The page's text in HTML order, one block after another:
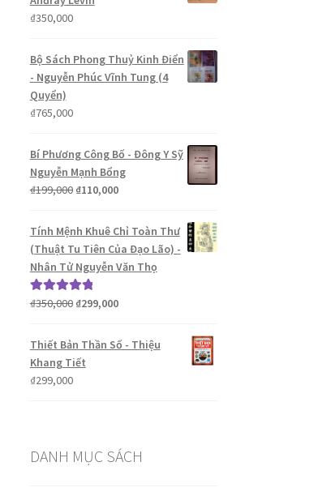
₫350,000
Bộ Sách Phong Thuỷ Kinh Điển
- Nguyễn Phúc Vĩnh Tung (4
Quyển)
₫765,000
Bí Phương Công Bố - Đông Y Sỹ
Nguyễn Mạnh Bổng
₫199,000 Giá
là:
₫199,000.
₫110,000Giá
tại
là:
₫110,000.
Tính Mệnh Khuê Chỉ Toàn Thư
(Thuật Tu Tiên Của Đạo Lão) -
Nhân Tử Nguyễn Văn Thọ
Được xếp
₫350,000 Giá
là:
₫350,000.
₫299,000Giá
tại
Thiết Bản Thần Số - Thiệu
Khang Tiết
₫299,000
DANH MỤC SÁCH